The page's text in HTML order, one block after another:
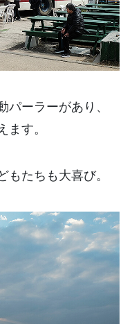
ーラーがあり、
ます。
たちも大喜び。